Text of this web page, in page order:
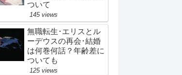
ついて
145 views
無職転生･エリスとル
ーデウスの再会･結婚
は何巻何話？年齢差に
ついても
125 views